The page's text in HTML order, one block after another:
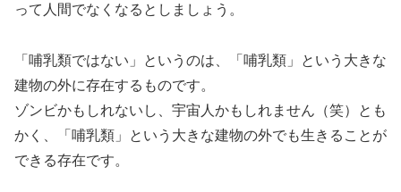
って人間でなくなるとしましょう。
「哺乳類ではない」というのは、「哺乳類」という大きな
建物の外に存在するものです。
ゾンビかもしれないし、宇宙人かもしれません（笑）とも
かく、「哺乳類」という大きな建物の外でも生きることが
できる存在です。